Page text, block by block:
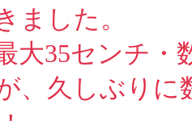
ました。
大35センチ・
、久しぶりに